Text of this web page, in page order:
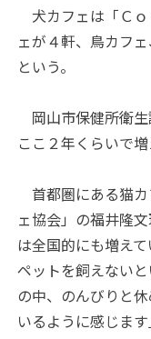
犬カフェは「Ｃ
ェが４軒、鳥カフ
という。
岡山市保健所衛
ここ２年くらいで増
首都圏にある猫
ェ協会」の福井隆
は全国的にも増え
ペットを飼えない
の中、のんびりと
いるように感じます